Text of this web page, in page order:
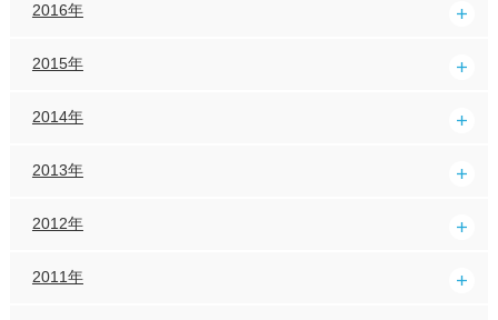
2016年
2015年
2014年
2013年
2012年
2011年